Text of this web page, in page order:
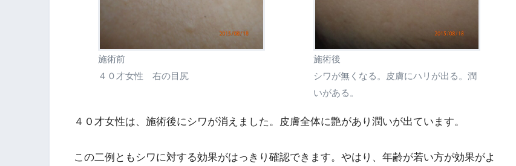
施術前
４０才女性 右の目尻
施術後
シワが無くなる。皮膚にハリが出る。潤
いがある。
４０才女性は、施術後にシワが消えました。皮膚全体に艶があり潤いが出ています。
この二例ともシワに対する効果がはっきり確認できます。やはり、年齢が若い方が効果がよ